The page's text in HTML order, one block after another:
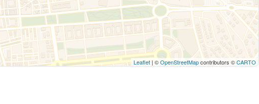
Leaflet | ©OpenStreetMapcontributors ©CARTO